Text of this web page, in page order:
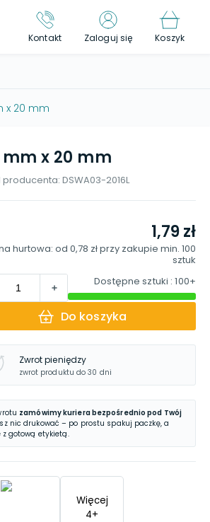
Kontakt Zaloguj się Koszyk
x 20 mm
mm x 20 mm
producenta: DSWA03-2016L
1,79 zł
hurtowa: od 0,78 złprzy zakupie min. 100
sztuk
Dostępne sztuki : 100+
Do koszyka
Zwrot pieniędzy
zwrot produktu do 30 dni
zamówimy kuriera bezpośrednio pod Twój
nic drukować – po prostu spakuj paczkę, a
gotową etykietą.
Więcej
4+